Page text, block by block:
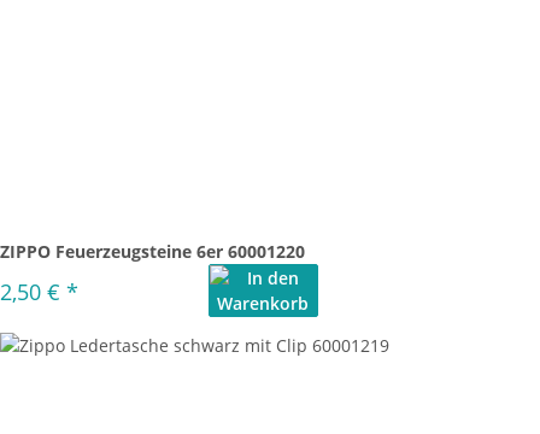
ZIPPO Feuerzeugsteine 6er 60001220
2,50 € *